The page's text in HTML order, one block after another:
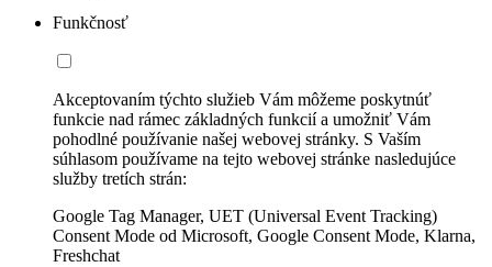
Funkčnosť
Akceptovaním týchto služieb Vám môžeme poskytnúť
funkcie nad rámec základných funkcií a umožniť Vám
pohodlné používanie našej webovej stránky. S Vaším
súhlasom používame na tejto webovej stránke nasledujúce
služby tretích strán:
Google Tag Manager, UET (Universal Event Tracking)
Consent Mode od Microsoft, Google Consent Mode, Klarna,
Freshchat